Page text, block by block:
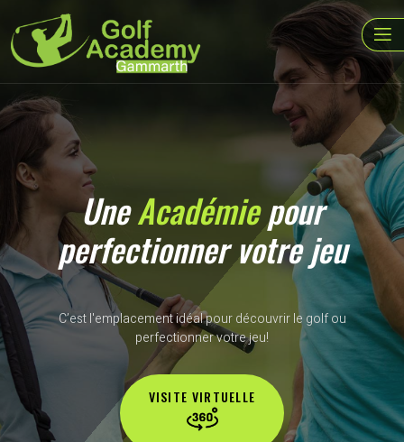
UneAcadémiepour
perfectionner votre jeu
C’est l'emplacement idéal pour découvrir le golf ou
perfectionner votre jeu!
VISITE VIRTUELLE